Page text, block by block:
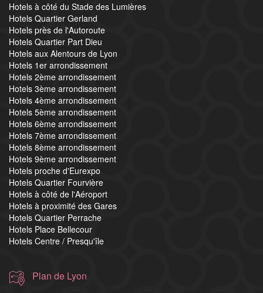
Hotels à côté du Stade des Lumières
Hotels Quartier Gerland
Hotels près de l'Autoroute
Hotels Quartier Part Dieu
Hotels aux Alentours de Lyon
Hotels 1er arrondissement
Hotels 2ème arrondissement
Hotels 3ème arrondissement
Hotels 4ème arrondissement
Hotels 5ème arrondissement
Hotels 6ème arrondissement
Hotels 7ème arrondissement
Hotels 8ème arrondissement
Hotels 9ème arrondissement
Hotels proche d'Eurexpo
Hotels Quartier Fourvière
Hotels à côté de l'Aéroport
Hotels à proximité des Gares
Hotels Quartier Perrache
Hotels Place Bellecour
Hotels Centre / Presqu'île
Plan de Lyon